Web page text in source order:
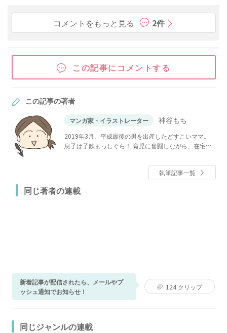
コメントをもっと見る 2件
この記事にコメントする
この記事の著者
マンガ家・イラストレーター 神谷もち
2019年3月、平成最後の男を出産したどすこいママ。
息子は子鉄まっしぐら！ 育児に奮闘しながら、在宅で
執筆記事一覧
同じ著者の連載
新着記事が配信されたら、メールやプ
ッシュ通知でお知らせ！
124 クリップ
同じジャンルの連載